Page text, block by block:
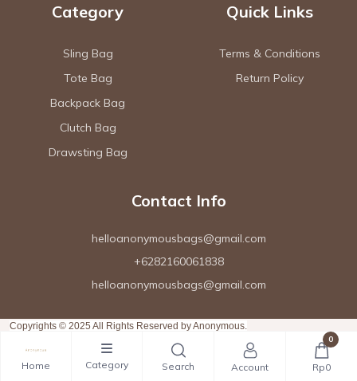
Category
Sling Bag
Tote Bag
Backpack Bag
Clutch Bag
Drawsting Bag
Quick Links
Terms & Conditions
Return Policy
Contact Info
helloanonymousbags@gmail.com
+6282160061838
helloanonymousbags@gmail.com
Copyrights © 2025 All Rights Reserved by Anonymous.
Home Category Search Account
0
Rp0